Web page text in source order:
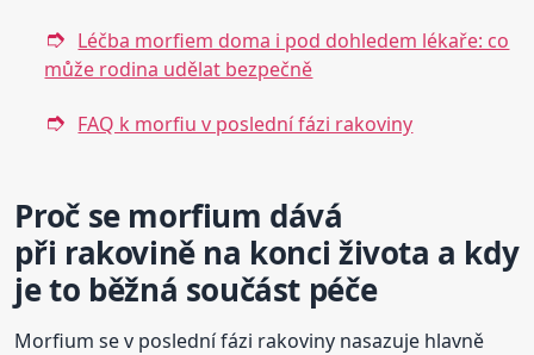
Léčba morfiem doma i pod dohledem lékaře: co
může rodina udělat bezpečně
FAQ k morfiu v poslední fázi rakoviny
Proč se morfium dává
při rakovině na konci života a kdy
je to běžná součást péče
Morfium se v poslední fázi rakoviny nasazuje hlavně